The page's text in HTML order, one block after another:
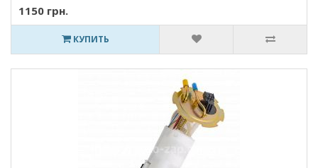
1150 грн.
КУПИТЬ